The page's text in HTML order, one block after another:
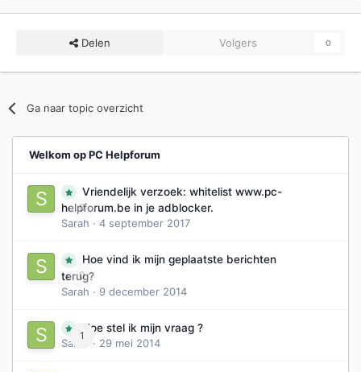
Delen Volgers 0
Ga naar topic overzicht
Welkom op PC Helpforum
0
Vriendelijk verzoek: whitelist www.pc-
helpforum.be in je adblocker.
Sarah · 4 september 2017
0
Hoe vind ik mijn geplaatste berichten
terug?
Sarah · 9 december 2014
1
Hoe stel ik mijn vraag ?
Sarah
· 29 mei 2014